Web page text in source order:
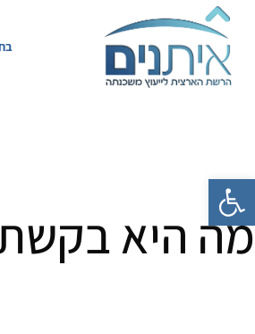
פתח סרגל נגישות
מה היא